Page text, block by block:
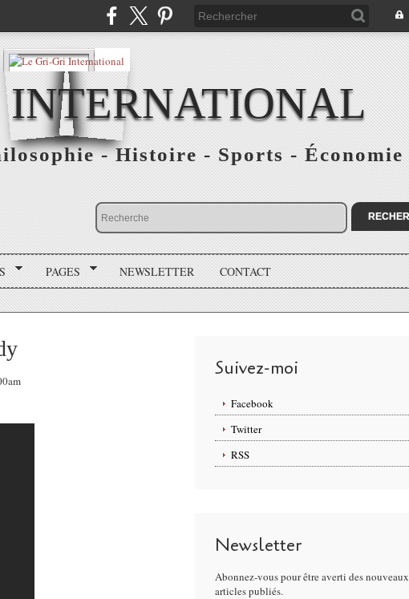
INTERNATIONAL
- Histoire - Sports - Économie
PAGES NEWSLETTER CONTACT
Suivez-moi
Facebook
Twitter
RSS
Newsletter
Abonnez-vous pour être averti des nouveaux
articles publiés.